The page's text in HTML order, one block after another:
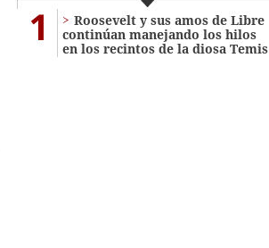
1
Roosevelt y sus amos de Libre
continúan manejando los hilos
en los recintos de la diosa Temis